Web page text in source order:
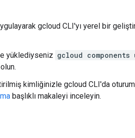
gcloud CLI'yı yerel bir
yüklediyseniz gcloud components
kimliğinizle gcloud CLI'da
başlıklı makaleyi inceleyin.